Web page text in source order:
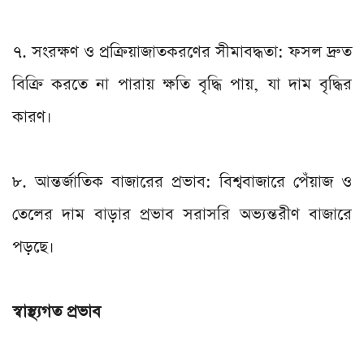
৭. সংরক্ষণ ও প্রক্রিয়াজাতকরণের সীমাবদ্ধতা: ফসল দ্রুত
বিক্রি করতে না পারায় ক্ষতি বৃদ্ধি পায়, যা দাম বৃদ্ধির
কারণ।
৮. আন্তর্জাতিক বাজারের প্রভাব: বিশ্ববাজারে পেঁয়াজ ও
তেলের দাম বাড়ার প্রভাব সরাসরি অভ্যন্তরীণ বাজারে
পড়ছে।
স্বাস্থ্যগত প্রভাব